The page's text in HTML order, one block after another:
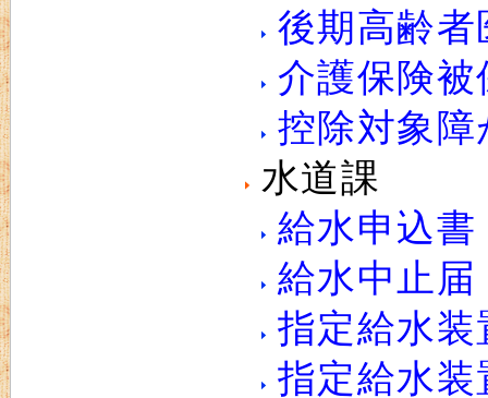
後期高齢者
介護保険
控除対象
水道課
給水申込書
給水中止届
指定給水
指定給水